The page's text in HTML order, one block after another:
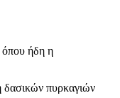
όπου ήδη η
δασικών πυρκαγιών